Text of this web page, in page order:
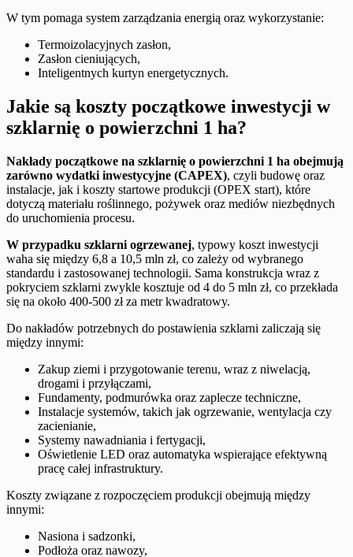
W tym pomaga system zarządzania energią oraz wykorzystanie:
Termoizolacyjnych zasłon,
Zasłon cieniujących,
Inteligentnych kurtyn energetycznych.
Jakie są koszty początkowe inwestycji w
szklarnię o powierzchni 1 ha?
Nakłady początkowe na szklarnię o powierzchni 1 ha obejmują
zarówno wydatki inwestycyjne (CAPEX), czyli budowę oraz
instalacje, jak i koszty startowe produkcji (OPEX start), które
dotyczą materiału roślinnego, pożywek oraz mediów niezbędnych
do uruchomienia procesu.
W przypadku szklarni ogrzewanej, typowy koszt inwestycji
waha się między 6,8 a 10,5 mln zł, co zależy od wybranego
standardu i zastosowanej technologii. Sama konstrukcja wraz z
pokryciem szklarni zwykle kosztuje od 4 do 5 mln zł, co przekłada
się na około 400-500 zł za metr kwadratowy.
Do nakładów potrzebnych do postawienia szklarni zaliczają się
między innymi:
Zakup ziemi i przygotowanie terenu, wraz z niwelacją,
drogami i przyłączami,
Fundamenty, podmurówka oraz zaplecze techniczne,
Instalacje systemów, takich jak ogrzewanie, wentylacja czy
zacienianie,
Systemy nawadniania i fertygacji,
Oświetlenie LED oraz automatyka wspierające efektywną
pracę całej infrastruktury.
Koszty związane z rozpoczęciem produkcji obejmują między
innymi:
Nasiona i sadzonki,
Podłoża oraz nawozy,